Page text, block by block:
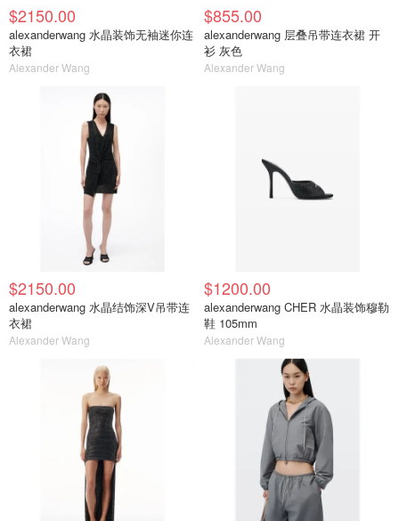
$2150.00
alexanderwang 水晶装饰无袖迷你连
衣裙
Alexander Wang
$855.00
alexanderwang 层叠吊带连衣裙 开
衫 灰色
Alexander Wang
$2150.00
alexanderwang 水晶结饰深V吊带连
衣裙
Alexander Wang
$1200.00
alexanderwang CHER 水晶装饰穆勒
鞋 105mm
Alexander Wang